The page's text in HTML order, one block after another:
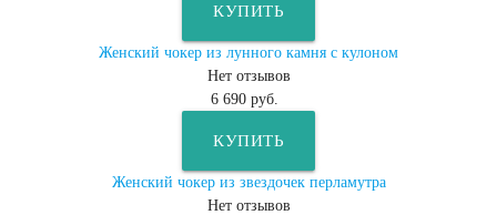
КУПИТЬ
Женский чокер из лунного камня с кулоном
Нет отзывов
6 690 руб.
КУПИТЬ
Женский чокер из звездочек перламутра
Нет отзывов